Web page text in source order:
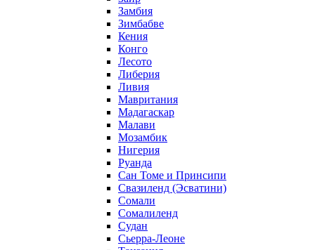
Замбия
Зимбабве
Кения
Конго
Лесото
Либерия
Ливия
Мавритания
Мадагаскар
Малави
Мозамбик
Нигерия
Руанда
Сан Томе и Принсипи
Свазиленд (Эсватини)
Сомали
Сомалиленд
Судан
Сьерра-Леоне